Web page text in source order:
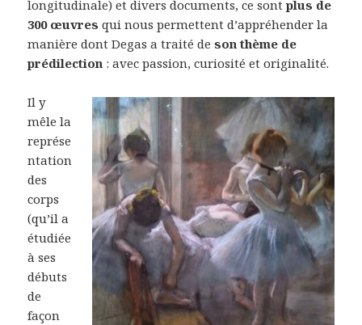
longitudinale) et divers documents, ce sontplus de
300 œuvres qui nous permettent d’appréhender la
manière dont Degas a traité deson thème de
prédilection : avec passion, curiosité et originalité.
Il y
mêle la
représe
ntation
des
corps
(qu’il a
étudiée
à ses
débuts
de
façon